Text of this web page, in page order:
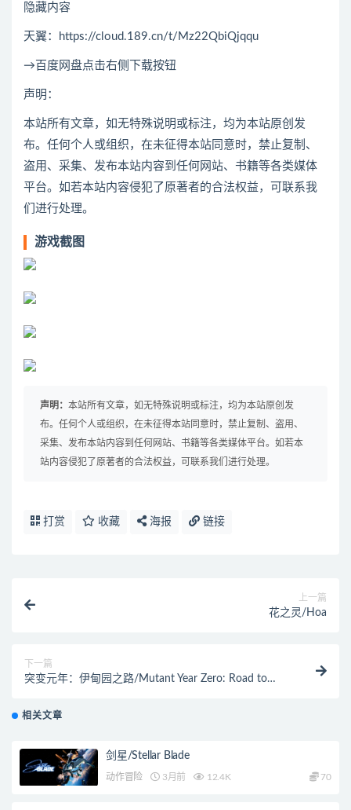
隐藏内容
天翼：https://cloud.189.cn/t/Mz22QbiQjqqu
→百度网盘点击右侧下载按钮
声明：
本站所有文章，如无特殊说明或标注，均为本站原创发
布。任何个人或组织，在未征得本站同意时，禁止复制、
盗用、采集、发布本站内容到任何网站、书籍等各类媒体
平台。如若本站内容侵犯了原著者的合法权益，可联系我
们进行处理。
游戏截图
声明： 本站所有文章，如无特殊说明或标注，均为本站原创发
布。任何个人或组织，在未征得本站同意时，禁止复制、盗用、
采集、发布本站内容到任何网站、书籍等各类媒体平台。如若本
站内容侵犯了原著者的合法权益，可联系我们进行处理。
打赏 收藏 海报 链接
上一篇
花之灵/Hoa
下一篇
突变元年：伊甸园之路/Mutant Year Zero: Road to
相关文章
剑星/Stellar Blade
动作冒险 3月前 12.4K 70